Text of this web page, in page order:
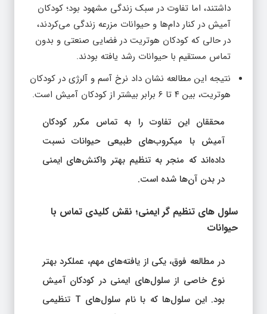
داشتند، اما تفاوت در سبک زندگی مشهود بود؛ کودکان
آمیش در کنار دام‌ها و حیوانات مزرعه زندگی می‌کردند،
در حالی که کودکان هوتریت در فضایی صنعتی و بدون
تماس مستقیم با حیوانات رشد یافته بودند.
نتیجه این مطالعه نشان داد نرخ آسم و آلرژی در کودکان
هوتریت، بین ۴ تا ۶ برابر بیشتر از کودکان آمیش است.
محققان این تفاوت را به تماس مکرر کودکان
آمیش با میکروب‌های طبیعی حیوانات نسبت
داده‌اند که منجر به تنظیم بهتر واکنش‌های ایمنی
در بدن آن‌ها شده است.
سلول‌ های تنظیم‌ گر ایمنی؛ نقش کلیدی تماس با
حیوانات
در مطالعه فوق، یکی از یافته‌های مهم، عملکرد بهتر
نوع خاصی از سلول‌های ایمنی در کودکان آمیش
بود. این سلول‌ها که با نام سلول‌های T تنظیمی